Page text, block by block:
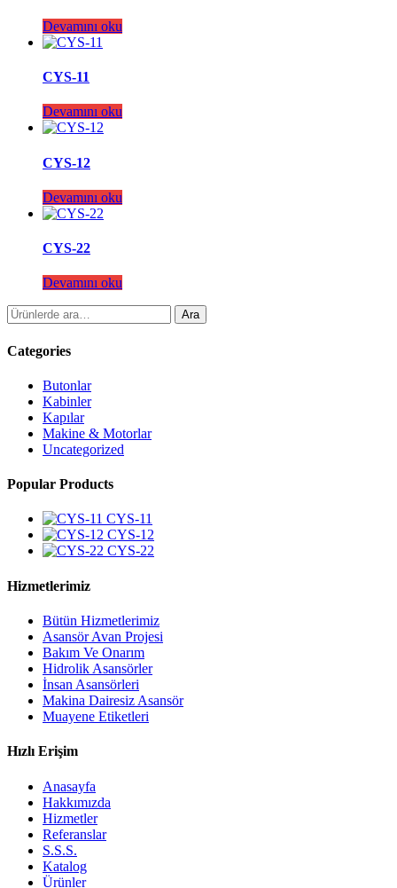
Devamını oku
CYS-11
Devamını oku
CYS-12
Devamını oku
CYS-22
Devamını oku
Ara:
Ara
Categories
Butonlar
Kabinler
Kapılar
Makine & Motorlar
Uncategorized
Popular Products
CYS-11
CYS-12
CYS-22
Hizmetlerimiz
Bütün Hizmetlerimiz
Asansör Avan Projesi
Bakım Ve Onarım
Hidrolik Asansörler
İnsan Asansörleri
Makina Dairesiz Asansör
Muayene Etiketleri
Hızlı Erişim
Anasayfa
Hakkımızda
Hizmetler
Referanslar
S.S.S.
Katalog
Ürünler